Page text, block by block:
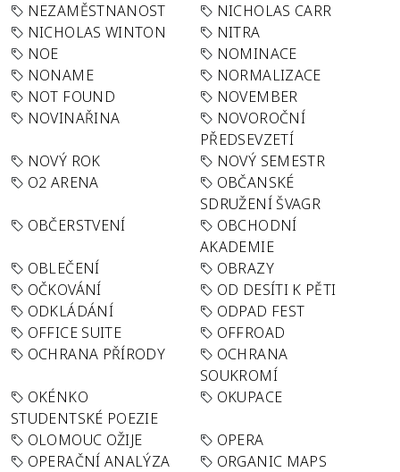
NEZAMĚSTNANOST
NICHOLAS CARR
NICHOLAS WINTON
NITRA
NOE
NOMINACE
NONAME
NORMALIZACE
NOT FOUND
NOVEMBER
NOVINAŘINA
NOVOROČNÍ
PŘEDSEVZETÍ
NOVÝ ROK
NOVÝ SEMESTR
O2 ARENA
OBČANSKÉ
SDRUŽENÍ ŠVAGR
OBČERSTVENÍ
OBCHODNÍ
AKADEMIE
OBLEČENÍ
OBRAZY
OČKOVÁNÍ
OD DESÍTI K PĚTI
ODKLÁDÁNÍ
ODPAD FEST
OFFICE SUITE
OFFROAD
OCHRANA PŘÍRODY
OCHRANA
SOUKROMÍ
OKÉNKO
STUDENTSKÉ POEZIE
OKUPACE
OLOMOUC OŽIJE
OPERA
OPERAČNÍ ANALÝZA
ORGANIC MAPS